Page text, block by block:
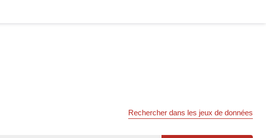
Rechercher dans les jeux de données